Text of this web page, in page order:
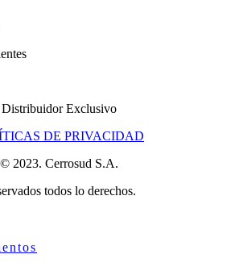
Distribuidor Exclusivo
DE PRIVACIDAD
© 2023. Cerrosud S.A.
todos lo derechos.